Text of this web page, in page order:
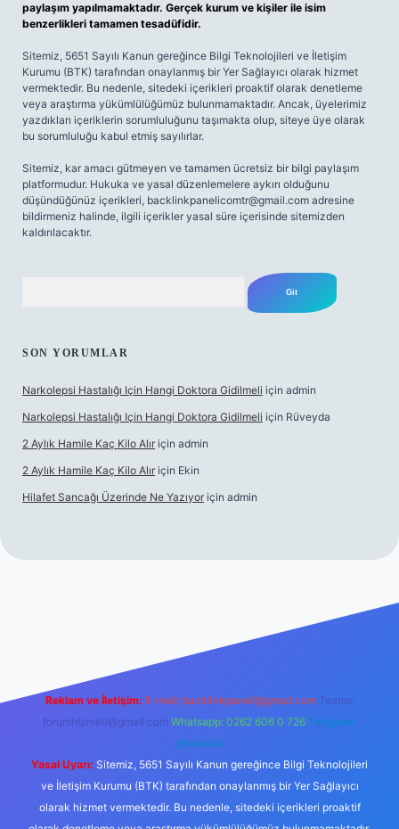
paylaşım yapılmamaktadır. Gerçek kurum ve kişiler ile isim
benzerlikleri tamamen tesadüfidir.
Sitemiz, 5651 Sayılı Kanun gereğince Bilgi Teknolojileri ve İletişim
Kurumu (BTK) tarafından onaylanmış bir Yer Sağlayıcı olarak hizmet
vermektedir. Bu nedenle, sitedeki içerikleri proaktif olarak denetleme
veya araştırma yükümlülüğümüz bulunmamaktadır. Ancak, üyelerimiz
yazdıkları içeriklerin sorumluluğunu taşımakta olup, siteye üye olarak
bu sorumluluğu kabul etmiş sayılırlar.
Sitemiz, kar amacı gütmeyen ve tamamen ücretsiz bir bilgi paylaşım
platformudur. Hukuka ve yasal düzenlemelere aykırı olduğunu
düşündüğünüz içerikleri, backlinkpanelicomtr@gmail.com adresine
bildirmeniz halinde, ilgili içerikler yasal süre içerisinde sitemizden
kaldırılacaktır.
SON YORUMLAR
Narkolepsi Hastalığı Için Hangi Doktora Gidilmeli için admin
Narkolepsi Hastalığı Için Hangi Doktora Gidilmeli için Rüveyda
2 Aylık Hamile Kaç Kilo Alır için admin
2 Aylık Hamile Kaç Kilo Alır için Ekin
Hilafet Sancağı Üzerinde Ne Yazıyor için admin
Reklam ve İletişim: E-mail: backlinkpaneli@gmail.com Teams:
forumhizmeti@gmail.com Whatsapp: 0262 606 0 726 Telegram:
@karabul
Yasal Uyarı: Sitemiz, 5651 Sayılı Kanun gereğince Bilgi Teknolojileri
ve İletişim Kurumu (BTK) tarafından onaylanmış bir Yer Sağlayıcı
olarak hizmet vermektedir. Bu nedenle, sitedeki içerikleri proaktif